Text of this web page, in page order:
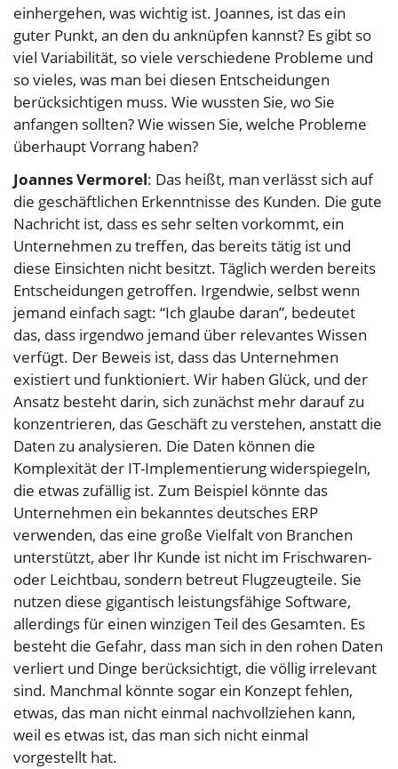
einhergehen, was wichtig ist. Joannes, ist das ein
guter Punkt, an den du anknüpfen kannst? Es gibt so
viel Variabilität, so viele verschiedene Probleme und
so vieles, was man bei diesen Entscheidungen
berücksichtigen muss. Wie wussten Sie, wo Sie
anfangen sollten? Wie wissen Sie, welche Probleme
überhaupt Vorrang haben?
Joannes Vermorel: Das heißt, man verlässt sich auf
die geschäftlichen Erkenntnisse des Kunden. Die gute
Nachricht ist, dass es sehr selten vorkommt, ein
Unternehmen zu treffen, das bereits tätig ist und
diese Einsichten nicht besitzt. Täglich werden bereits
Entscheidungen getroffen. Irgendwie, selbst wenn
jemand einfach sagt: “Ich glaube daran”, bedeutet
das, dass irgendwo jemand über relevantes Wissen
verfügt. Der Beweis ist, dass das Unternehmen
existiert und funktioniert. Wir haben Glück, und der
Ansatz besteht darin, sich zunächst mehr darauf zu
konzentrieren, das Geschäft zu verstehen, anstatt die
Daten zu analysieren. Die Daten können die
Komplexität der IT-Implementierung widerspiegeln,
die etwas zufällig ist. Zum Beispiel könnte das
Unternehmen ein bekanntes deutsches ERP
verwenden, das eine große Vielfalt von Branchen
unterstützt, aber Ihr Kunde ist nicht im Frischwaren-
oder Leichtbau, sondern betreut Flugzeugteile. Sie
nutzen diese gigantisch leistungsfähige Software,
allerdings für einen winzigen Teil des Gesamten. Es
besteht die Gefahr, dass man sich in den rohen Daten
verliert und Dinge berücksichtigt, die völlig irrelevant
sind. Manchmal könnte sogar ein Konzept fehlen,
etwas, das man nicht einmal nachvollziehen kann,
weil es etwas ist, das man sich nicht einmal
vorgestellt hat.